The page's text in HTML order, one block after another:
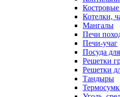
Котелки,
Мангалы
Печи
Печи-учаг
Посуда
Решетки
Решетки
Тандыры